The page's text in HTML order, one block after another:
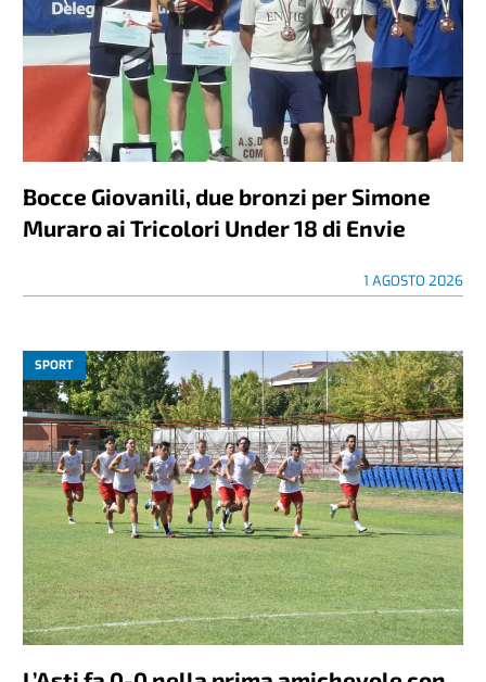
Bocce Giovanili, due bronzi per Simone
Muraro ai Tricolori Under 18 di Envie
1 AGOSTO 2026
SPORT